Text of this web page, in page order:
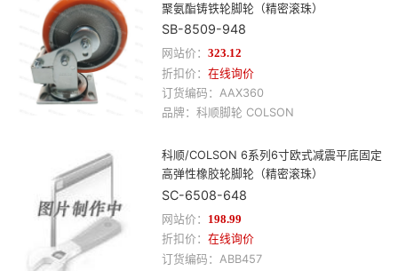
聚氨酯铸铁轮脚轮（精密滚珠）
SB-8509-948
网站价： 323.12
折扣价： 在线询价
订货编码： AAX360
品牌： 科顺脚轮 COLSON
科顺/COLSON 6系列6寸欧式减震平底固定
高弹性橡胶轮脚轮（精密滚珠）
SC-6508-648
网站价： 198.99
折扣价： 在线询价
订货编码： ABB457